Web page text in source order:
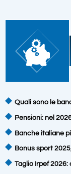
Quali sono le
Pensioni: nel
Banche italiane
Bonus sport
Taglio Irpef